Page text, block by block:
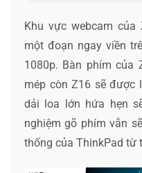
Khu vực webcam của
một đoạn ngay viền
1080p. Bàn phím của
mép còn Z16 sẽ được
dải loa lớn hứa hẹn
nghiệm gõ phím vẫn
thống của ThinkPad từ